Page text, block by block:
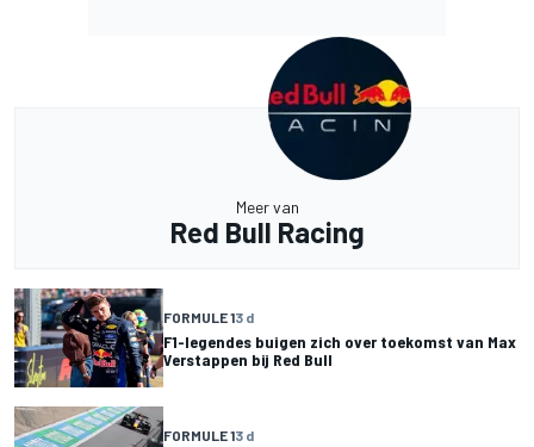
Meer van
Red Bull Racing
FORMULE 13 d
F1-legendes buigen zich over toekomst van Max
Verstappen bij Red Bull
FORMULE 13 d